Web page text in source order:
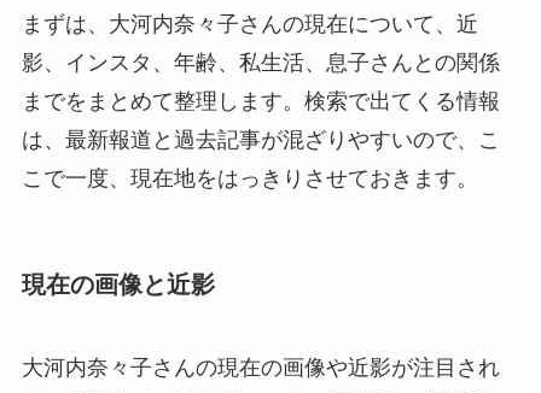
まずは、大河内奈々子さんの現在について、近
影、インスタ、年齢、私生活、息子さんとの関係
までをまとめて整理します。検索で出てくる情報
は、最新報道と過去記事が混ざりやすいので、こ
こで一度、現在地をはっきりさせておきます。
現在の画像と近影
大河内奈々子さんの現在の画像や近影が注目され